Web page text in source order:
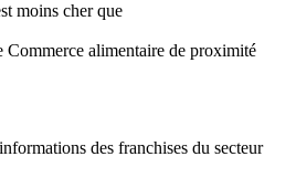
moins cher que
Commerce alimentaire de proximité
des franchises du secteur